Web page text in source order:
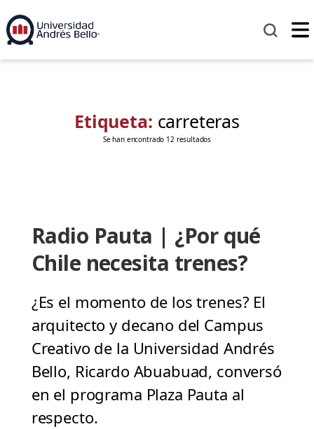
Etiqueta: carreteras
Se han encontrado 12 resultados
Radio Pauta | ¿Por qué
Chile necesita trenes?
¿Es el momento de los trenes? El
arquitecto y decano del Campus
Creativo de la Universidad Andrés
Bello, Ricardo Abuabuad, conversó
en el programa Plaza Pauta al
respecto.